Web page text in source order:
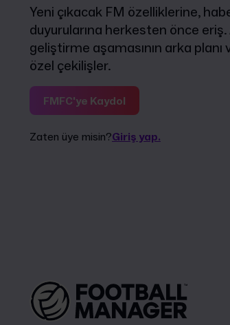
Yeni çıkacak FM özelliklerine,
duyurularına herkesten önce eriş.
geliştirme aşamasının arka planı
özel çekilişler.
FMFC'ye Kaydol
Zaten üye misin?Giriş yap.